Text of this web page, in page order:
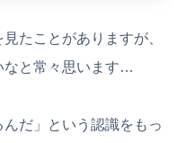
たことがありますが、
なと常々思います…
だ」という認識をもっ